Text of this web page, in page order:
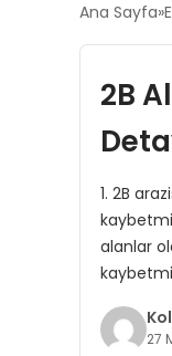
Ana Sayfa
2B
1. 2B
alanlar
27